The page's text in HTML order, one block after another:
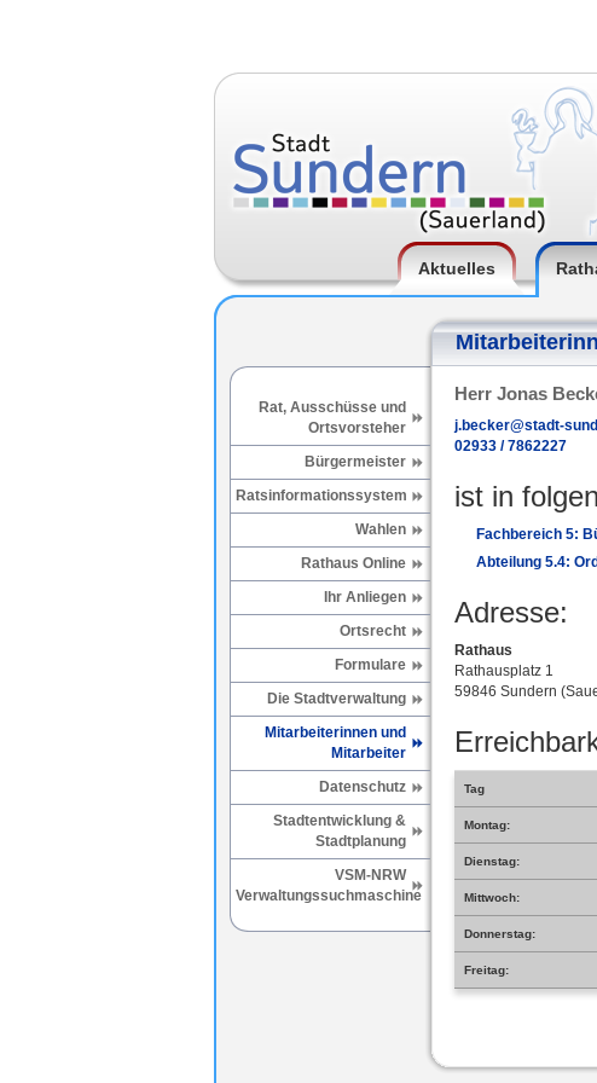
Aktuelles
Rat, Ausschüsse und
Ortsvorsteher
Bürgermeister
Ratsinformationssystem
Wahlen
Rathaus Online
Ihr Anliegen
Ortsrecht
Formulare
Die Stadtverwaltung
Mitarbeiterinnen und
Mitarbeiter
Datenschutz
Stadtentwicklung &
Stadtplanung
VSM-NRW
Verwaltungssuchmaschine
Herr Jonas
j.becker@stadt-
02933 / 7862227
ist in
Fachbereich 5:
Abteilung 5.4:
Adresse:
Rathaus
Rathausplatz 1
59846 Sundern
Tag
Montag:
Dienstag:
Mittwoch:
Donnerstag:
Freitag: